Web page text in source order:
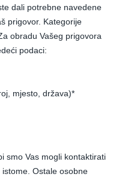
dali potrebne navedene
prigovor. Kategorije
obradu Vašeg prigovora
podaci:
mjesto, država)*
smo Vas mogli kontaktirati
Ostale osobne